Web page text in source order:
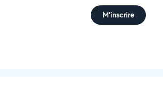
M'inscrire